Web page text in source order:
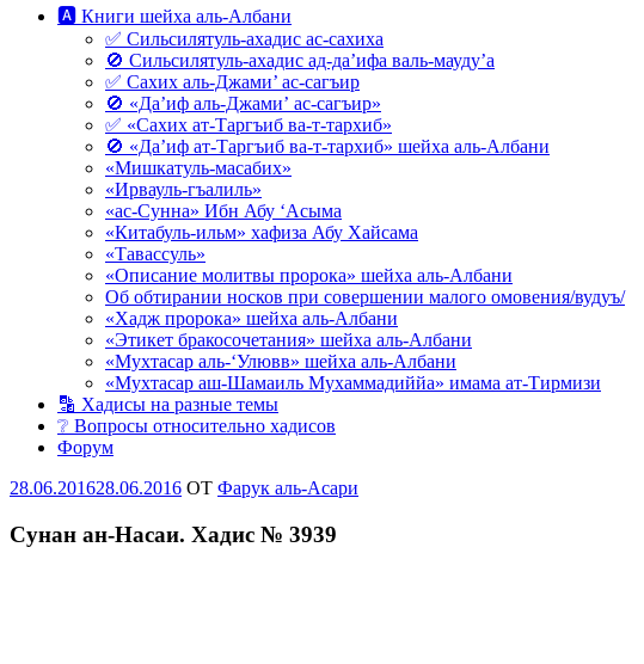
🅰 Книги шейха аль-Албани
✅ Сильсилятуль-ахадис ас-сахиха
🚫 Сильсилятуль-ахадис ад-да’ифа валь-мауду’а
✅ Сахих аль-Джами’ ас-сагъир
🚫 «Да’иф аль-Джами’ ас-сагъир»
✅ «Сахих ат-Таргъиб ва-т-тархиб»
🚫 «Да’иф ат-Таргъиб ва-т-тархиб» шейха аль-Албани
«Мишкатуль-масабих»
«Ирвауль-гъалиль»
«ас-Сунна» Ибн Абу ‘Асыма
«Китабуль-ильм» хафиза Абу Хайсама
«Тавассуль»
«Описание молитвы пророка» шейха аль-Албани
Об обтирании носков при совершении малого омовения/вудуъ/
«Хадж пророка» шейха аль-Албани
«Этикет бракосочетания» шейха аль-Албани
«Мухтасар аль-‘Улювв» шейха аль-Албани
«Мухтасар аш-Шамаиль Мухаммадиййа» имама ат-Тирмизи
🔡 Хадисы на разные темы
❔ Вопросы относительно хадисов
Форум
Опубликовано
28.06.201628.06.2016 OT Фарук аль-Асари
Сунан ан-Насаи. Хадис № 3939